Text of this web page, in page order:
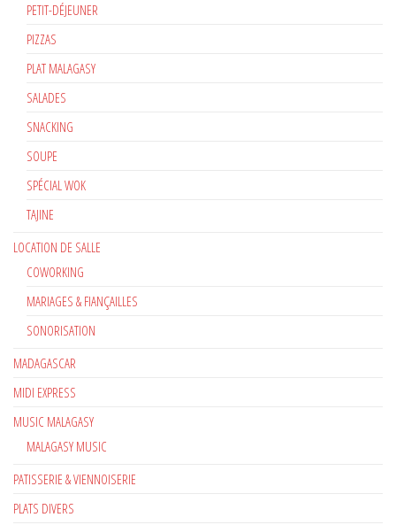
PETIT-DÉJEUNER
PIZZAS
PLAT MALAGASY
SALADES
SNACKING
SOUPE
SPÉCIAL WOK
TAJINE
LOCATION DE SALLE
COWORKING
MARIAGES & FIANÇAILLES
SONORISATION
MADAGASCAR
MIDI EXPRESS
MUSIC MALAGASY
MALAGASY MUSIC
PATISSERIE & VIENNOISERIE
PLATS DIVERS